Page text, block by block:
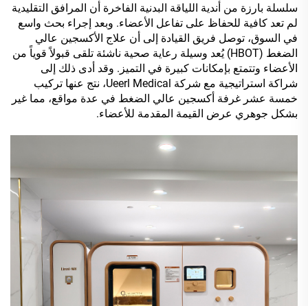
سلسلة بارزة من أندية اللياقة البدنية الفاخرة أن المرافق التقليدية
لم تعد كافية للحفاظ على تفاعل الأعضاء. وبعد إجراء بحث واسع
في السوق، توصل فريق القيادة إلى أن علاج الأكسجين عالي
الضغط (HBOT) يُعد وسيلة رعاية صحية ناشئة تلقى قبولاً قوياً من
الأعضاء وتتمتع بإمكانات كبيرة في التميز. وقد أدى ذلك إلى
شراكة استراتيجية مع شركة Ueerl Medical، نتج عنها تركيب
خمسة عشر غرفة أكسجين عالي الضغط في عدة مواقع، مما غير
بشكل جوهري عرض القيمة المقدمة للأعضاء.